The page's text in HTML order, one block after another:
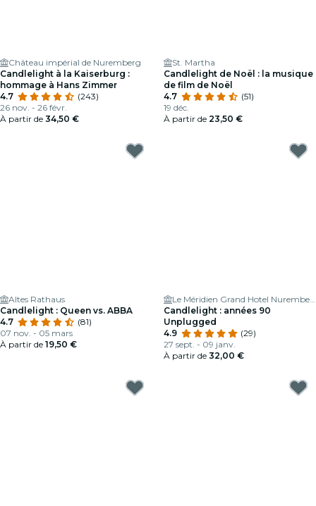
Château impérial de Nuremberg
Candlelight à la Kaiserburg :
hommage à Hans Zimmer
4.7
(243)
26 nov. - 26 févr.
À partir de 34,50 €
St. Martha
Candlelight de Noël : la musique
de film de Noël
4.7
(51)
19 déc.
À partir de 23,50 €
Altes Rathaus
Candlelight : Queen vs. ABBA
4.7
(81)
07 nov. - 05 mars
À partir de 19,50 €
Le Méridien Grand Hotel Nuremberg
Candlelight : années 90
Unplugged
4.9
(29)
27 sept. - 09 janv.
À partir de 32,00 €